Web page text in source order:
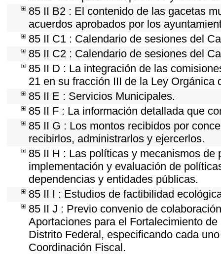
85 II B2 : El contenido de las gacetas
acuerdos aprobados por los
85 II C1 : Calendario de sesiones del
85 II C2 : Calendario de sesiones del
85 II D : La integración de las
21 en su fracción III de la Ley Orgánica
85 II E : Servicios Municipales.
85 II F : La información detallada que
85 II G : Los montos recibidos por
recibirlos, administrarlos y ejercerlos.
85 II H : Las políticas y mecanismos
implementación y evaluación de
dependencias y entidades públicas.
85 II I : Estudios de factibilidad
85 II J : Previo convenio de
Aportaciones para el Fortalecimiento
Distrito Federal, especificando cada
Coordinación Fiscal.